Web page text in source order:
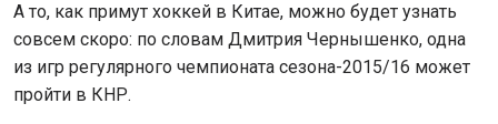
А то, как примут хоккей в Китае, можно будет узнать
совсем скоро: по словам Дмитрия Чернышенко, одна
из игр регулярного чемпионата сезона-2015/16 может
пройти в КНР.